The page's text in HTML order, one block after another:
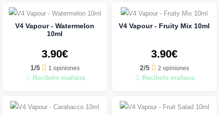
V4 Vapour - Watermelon
10ml
3.90€
1/5 1 opiniones
Recíbelo mañana
V4 Vapour - Fruity Mix 10ml
3.90€
2/5 2 opiniones
Recíbelo mañana